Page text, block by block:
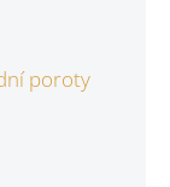
poroty